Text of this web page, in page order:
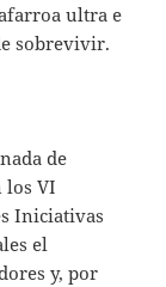
ultra e
sobrevivir.
de
los VI
Iniciativas
el
y, por